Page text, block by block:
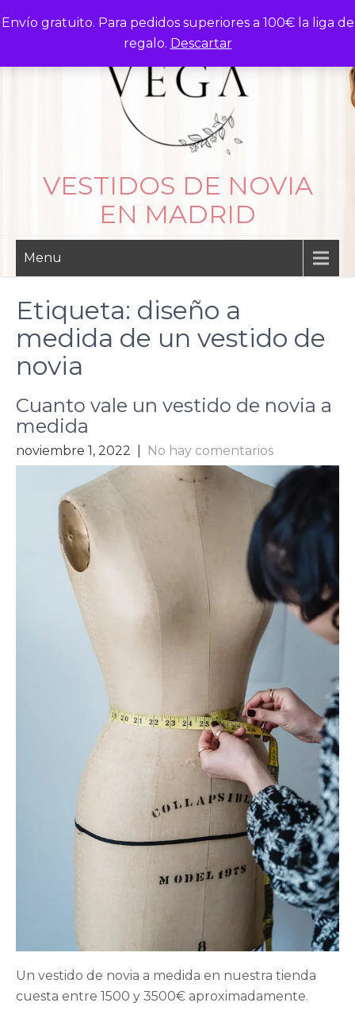
Envío gratuito. Para pedidos superiores a 100€ la liga de
regalo. Descartar
to
VESTIDOS DE NOVIA
EN MADRID
Menu
Etiqueta: diseño a
medida de un vestido de
novia
Cuanto vale un vestido de novia a
medida
noviembre 1, 2022 No hay comentarios
Un vestido de novia a medida en nuestra tienda
cuesta entre 1500 y 3500€ aproximadamente.